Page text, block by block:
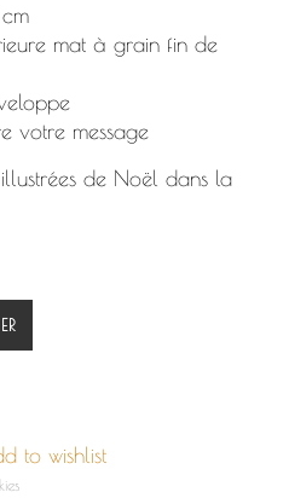
mat à grain fin de
votre message
de Noël dans la
cookies de Noël
to wishlist